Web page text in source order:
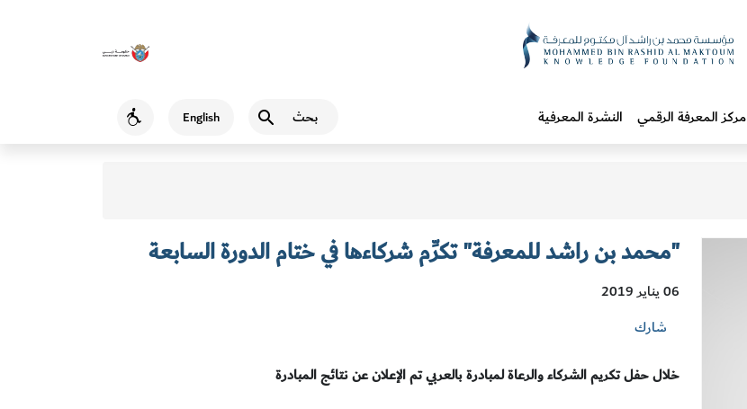
English
Accessibility مركز المعرفة الرقمي النشرة المعرفية
"محمد بن راشد للمعرفة" تكرِّم شركاءها في ختام الدورة السابعة
06 يناير 2019
شارك
خلال حفل تكريم الشركاء والرعاة لمبادرة بالعربي تم الإعلان عن نتائج المبادرة